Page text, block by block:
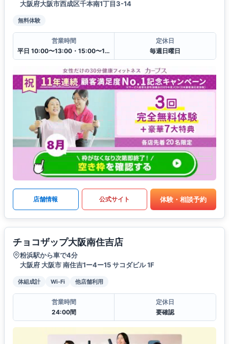
大阪府大阪市西成区千本南1丁目3-14
無料体験
営業時間
平日 10:00〜13:00・15:00〜19:00
定休日
毎週日曜日
店舗情報 公式サイト 体験・相談予約
チョコザップ大阪南住吉店
粉浜駅から車で4分
大阪府 大阪市 南住吉1ー4ー15 サコダビル 1F
体組成計 Wi-Fi 他店舗利用
営業時間
24:00間
定休日
要確認